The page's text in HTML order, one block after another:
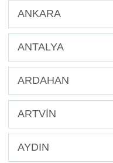
ANKARA
ANTALYA
ARDAHAN
ARTVİN
AYDIN